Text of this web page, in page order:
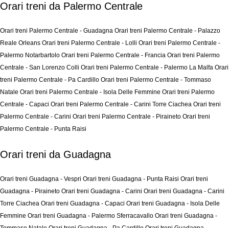
Orari treni da Palermo Centrale
Orari treni Palermo Centrale - Guadagna Orari treni Palermo Centrale - Palazzo
Reale Orleans Orari treni Palermo Centrale - Lolli Orari treni Palermo Centrale -
Palermo Notarbartolo Orari treni Palermo Centrale - Francia Orari treni Palermo
Centrale - San Lorenzo Colli Orari treni Palermo Centrale - Palermo La Malfa Orari
treni Palermo Centrale - Pa Cardillo Orari treni Palermo Centrale - Tommaso
Natale Orari treni Palermo Centrale - Isola Delle Femmine Orari treni Palermo
Centrale - Capaci Orari treni Palermo Centrale - Carini Torre Ciachea Orari treni
Palermo Centrale - Carini Orari treni Palermo Centrale - Piraineto Orari treni
Palermo Centrale - Punta Raisi
Orari treni da Guadagna
Orari treni Guadagna - Vespri Orari treni Guadagna - Punta Raisi Orari treni
Guadagna - Piraineto Orari treni Guadagna - Carini Orari treni Guadagna - Carini
Torre Ciachea Orari treni Guadagna - Capaci Orari treni Guadagna - Isola Delle
Femmine Orari treni Guadagna - Palermo Sferracavallo Orari treni Guadagna -